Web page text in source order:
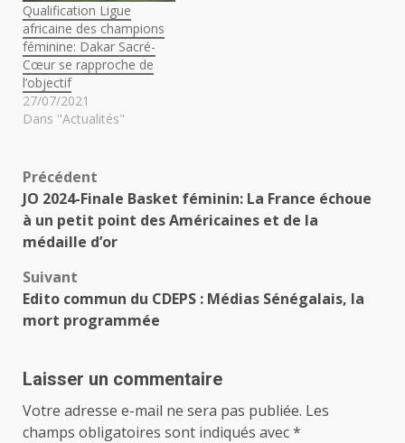
Qualification Ligue
africaine des champions
féminine: Dakar Sacré-
Cœur se rapproche de
l’objectif
27/07/2021
Dans "Actualités"
Navigation
d’article
Précédent
JO 2024-Finale Basket féminin: La France échoue
à un petit point des Américaines et de la
médaille d’or
Suivant
Edito commun du CDEPS : Médias Sénégalais, la
mort programmée
Laisser un commentaire
Votre adresse e-mail ne sera pas publiée. Les
champs obligatoires sont indiqués avec*